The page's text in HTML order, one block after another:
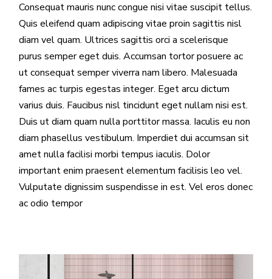
Consequat mauris nunc congue nisi vitae suscipit tellus.
Quis eleifend quam adipiscing vitae proin sagittis nisl
diam vel quam. Ultrices sagittis orci a scelerisque
purus semper eget duis. Accumsan tortor posuere ac
ut consequat semper viverra nam libero. Malesuada
fames ac turpis egestas integer. Eget arcu dictum
varius duis. Faucibus nisl tincidunt eget nullam nisi est.
Duis ut diam quam nulla porttitor massa. Iaculis eu non
diam phasellus vestibulum. Imperdiet dui accumsan sit
amet nulla facilisi morbi tempus iaculis. Dolor
important enim praesent elementum facilisis leo vel.
Vulputate dignissim suspendisse in est. Vel eros donec
ac odio tempor